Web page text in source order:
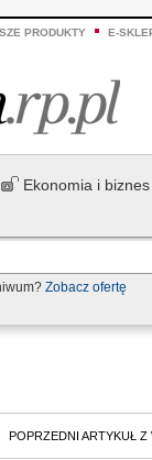
PRODUKTY E-
Ekonomia i biznes
Zobacz ofertę
POPRZEDNI ARTYKUŁ Z